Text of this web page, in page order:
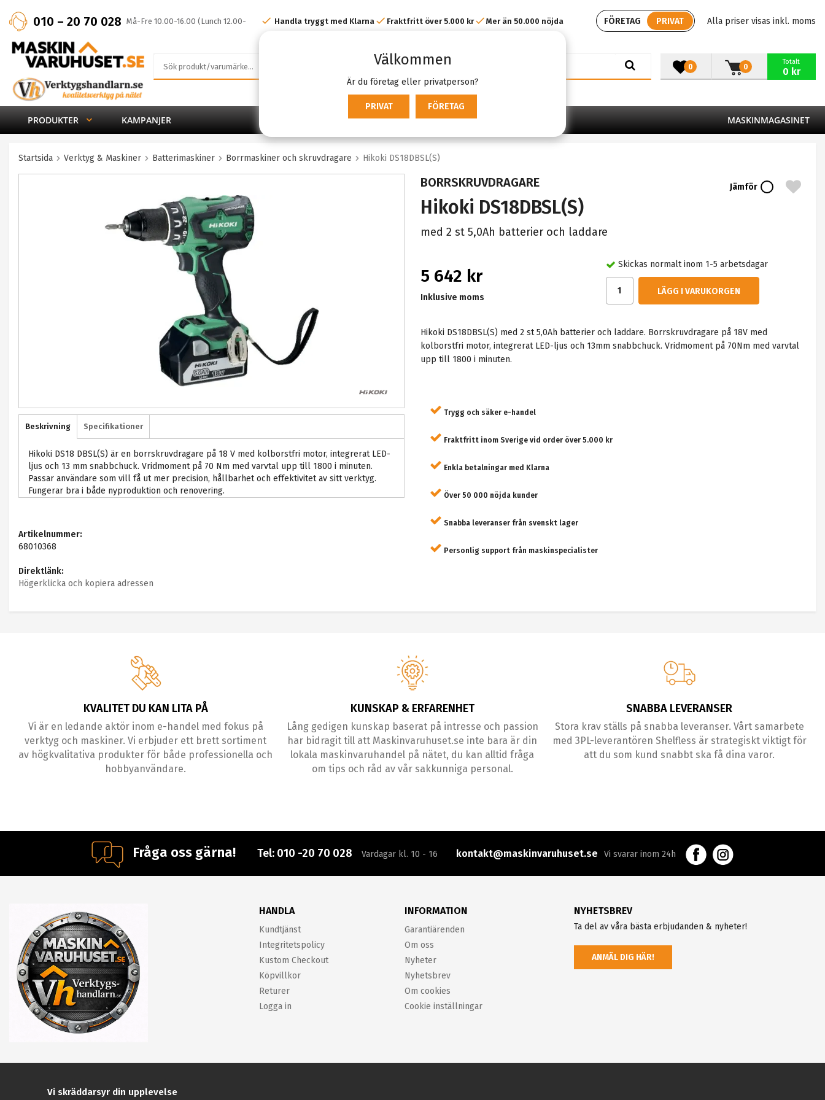
Välkommen
Är du företag eller privatperson?
PRIVAT FÖRETAG
010 – 20 70 028 Må-Fre 10.00-16.00 (Lunch 12.00-
13.00)
FÖRETAG PRIVAT Alla priser visas inkl. moms
Handla tryggt med Klarna Fraktfritt över 5.000 kr Mer än 50.000 nöjda
0
Totalt
0 kr
0
PRODUKTER KAMPANJER MASKINMAGASINET
Startsida Verktyg & Maskiner Batterimaskiner Borrmaskiner och skruvdragare Hikoki DS18DBSL(S)
BORRSKRUVDRAGARE
Hikoki DS18DBSL(S)
med 2 st 5,0Ah batterier och laddare
Jämför
5 642 kr
Inklusive moms
Skickas normalt inom 1-5 arbetsdagar
LÄGG I VARUKORGEN
Hikoki DS18DBSL(S) med 2 st 5,0Ah batterier och laddare. Borrskruvdragare på 18V med
kolborstfri motor, integrerat LED-ljus och 13mm snabbchuck. Vridmoment på 70Nm med varvtal
upp till 1800 i minuten.
Trygg och säker e-handel
Fraktfritt inom Sverige vid order över 5.000 kr
Enkla betalningar med Klarna
Över 50 000 nöjda kunder
Snabba leveranser från svenskt lager
Personlig support från maskinspecialister
Beskrivning Specifikationer
Hikoki DS18 DBSL(S) är en borrskruvdragare på 18 V med kolborstfri motor, integrerat LED-
ljus och 13 mm snabbchuck. Vridmoment på 70 Nm med varvtal upp till 1800 i minuten.
Passar användare som vill få ut mer precision, hållbarhet och effektivitet av sitt verktyg.
Fungerar bra i både nyproduktion och renovering.
Artikelnummer:
68010368
Direktlänk:
Högerklicka och kopiera adressen
KVALITET DU KAN LITA PÅ
Vi är en ledande aktör inom e-handel med fokus på
verktyg och maskiner. Vi erbjuder ett brett sortiment
av högkvalitativa produkter för både professionella och
hobbyanvändare.
KUNSKAP & ERFARENHET
Lång gedigen kunskap baserat på intresse och passion
har bidragit till att Maskinvaruhuset.se inte bara är din
lokala maskinvaruhandel på nätet, du kan alltid fråga
om tips och råd av vår sakkunniga personal.
SNABBA LEVERANSER
Stora krav ställs på snabba leveranser. Vårt samarbete
med 3PL-leverantören Shelfless är strategiskt viktigt för
att du som kund snabbt ska få dina varor.
Fråga oss gärna! Tel: 010 -20 70 028 Vardagar kl. 10 - 16 kontakt@maskinvaruhuset.se Vi svarar inom 24h
HANDLA
Kundtjänst
Integritetspolicy
Kustom Checkout
Köpvillkor
Returer
Logga in
INFORMATION
Garantiärenden
Om oss
Nyheter
Nyhetsbrev
Om cookies
Cookie inställningar
NYHETSBREV
Ta del av våra bästa erbjudanden & nyheter!
ANMÄL DIG HÄR!
Vi skräddarsyr din upplevelse